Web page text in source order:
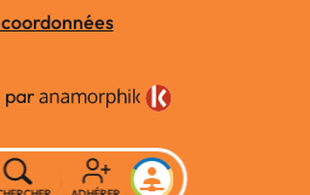
coordonnées
par